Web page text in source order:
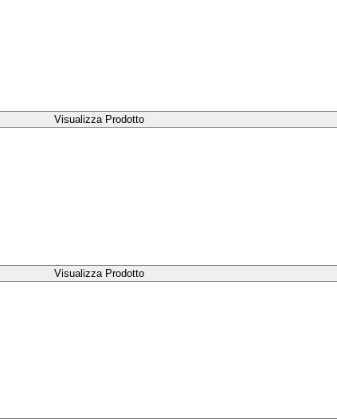
Visualizza Prodotto
Visualizza Prodotto